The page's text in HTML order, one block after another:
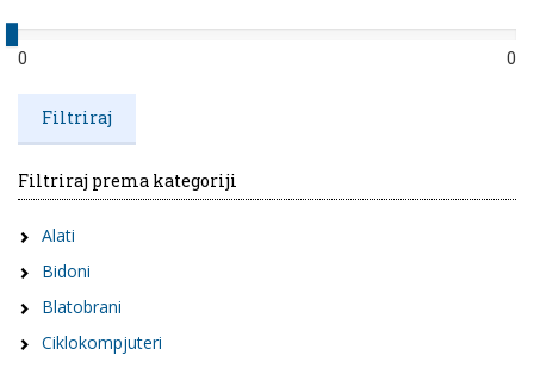
0 0
Filtriraj prema kategoriji
Alati
Bidoni
Blatobrani
Ciklokompjuteri